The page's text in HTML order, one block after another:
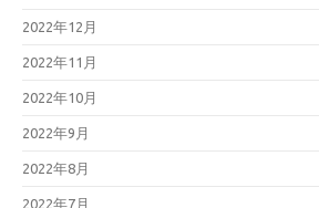
2022年12月
2022年11月
2022年10月
2022年9月
2022年8月
2022年7月